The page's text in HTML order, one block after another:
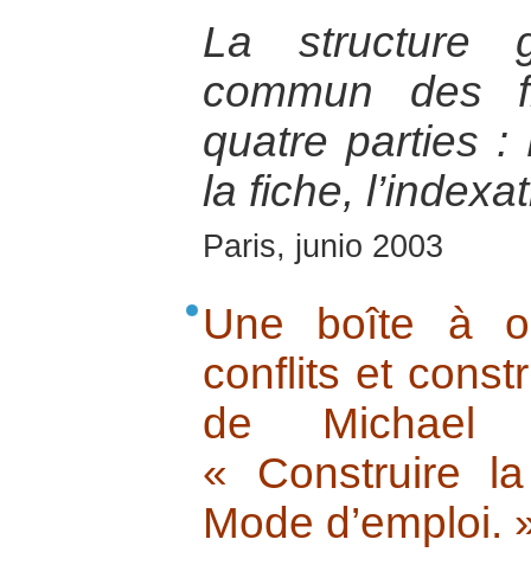
La structure
commun des
quatre parties :
la fiche,
Paris, junio 2003
Une boîte à
conflits et
de Michael
« Construire
Mode d’emploi.